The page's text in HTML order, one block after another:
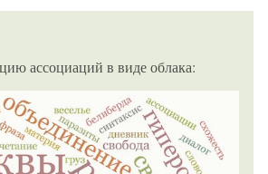
ассоциаций в виде облака: